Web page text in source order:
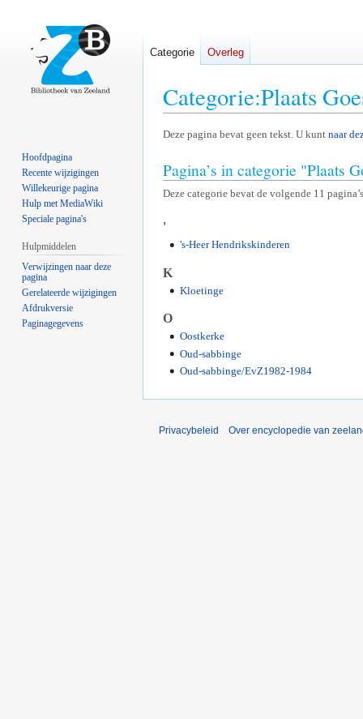
Categorie:Plaats
Naar
springen
Naar
springen
Deze pagina bevat geen tekst. U kunt naar
Pagina’s in categorie "Plaats
Deze categorie bevat de volgende 11
'
's-Heer Hendrikskinderen
K
Kloetinge
O
Oostkerke
Oud-sabbinge
Oud-sabbinge/EvZ1982-1984
Categorie Overleg
Hoofdpagina
Recente wijzigingen
Willekeurige pagina
Hulp met MediaWiki
Speciale pagina's
Hulpmiddelen
Verwijzingen naar deze
pagina
Gerelateerde wijzigingen
Afdrukversie
Paginagegevens
Privacybeleid Over encyclopedie van